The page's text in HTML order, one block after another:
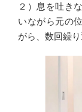
２）息を吐き
いながら元の
がら、数回繰り